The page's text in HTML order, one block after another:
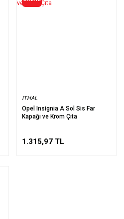
ITHAL
Opel Insignia A Sol Sis Far
Kapağı ve Krom Çıta
1.315,97 TL